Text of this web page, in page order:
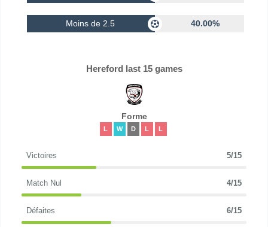
Moins de 2.5 40.00%
Hereford last 15 games
Forme
L W D L L
Victoires 5/15
Match Nul 4/15
Défaites 6/15